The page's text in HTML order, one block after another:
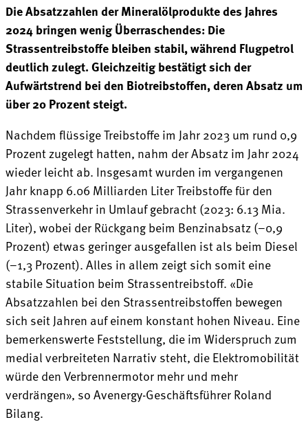
Die Absatzzahlen der Mineralölprodukte des Jahres
2024 bringen wenig Überraschendes: Die
Strassentreibstoffe bleiben stabil, während Flugpetrol
deutlich zulegt. Gleichzeitig bestätigt sich der
Aufwärtstrend bei den Biotreibstoffen, deren Absatz um
über 20 Prozent steigt.
Nachdem flüssige Treibstoffe im Jahr 2023 um rund 0,9
Prozent zugelegt hatten, nahm der Absatz im Jahr 2024
wieder leicht ab. Insgesamt wurden im vergangenen
Jahr knapp 6.06 Milliarden Liter Treibstoffe für den
Strassenverkehr in Umlauf gebracht (2023: 6.13 Mia.
Liter), wobei der Rückgang beim Benzinabsatz (–0,9
Prozent) etwas geringer ausgefallen ist als beim Diesel
(–1,3 Prozent). Alles in allem zeigt sich somit eine
stabile Situation beim Strassentreibstoff. «Die
Absatzzahlen bei den Strassentreibstoffen bewegen
sich seit Jahren auf einem konstant hohen Niveau. Eine
bemerkenswerte Feststellung, die im Widerspruch zum
medial verbreiteten Narrativ steht, die Elektromobilität
würde den Verbrennermotor mehr und mehr
verdrängen», so Avenergy-Geschäftsführer Roland
Bilang.